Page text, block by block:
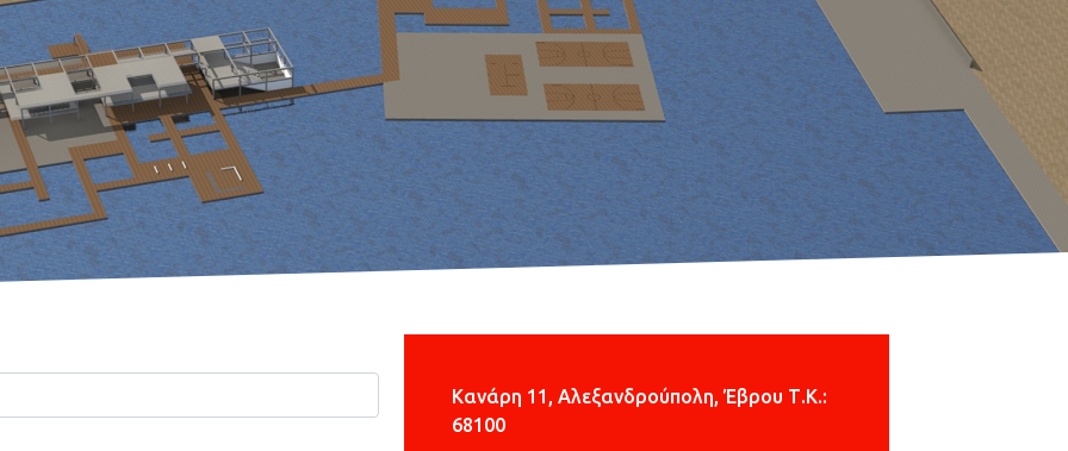
Κανάρη 11, Αλεξανδρούπολη, Έβρου Τ.Κ.:
68100